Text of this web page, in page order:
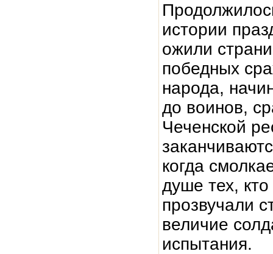
истории
ожили
победных
народа,
до воинов,
Чеченской
когда
душе тех,
прозвучали
величие
испытания.